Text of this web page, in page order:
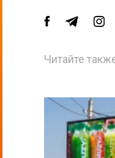
Читайте